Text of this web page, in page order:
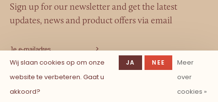
Sign up for our newsletter and get the latest
updates, news and product offers via email
Wij slaan cookies op om onze
website te verbeteren. Gaat u
akkoord?
JA NEE
Meer
over
cookies »